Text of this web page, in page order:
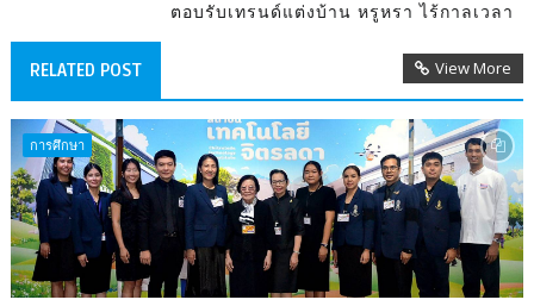
ตอบรับเทรนด์แต่งบ้าน หรูหรา ไร้กาลเวลา
RELATED POST View More
การศึกษา